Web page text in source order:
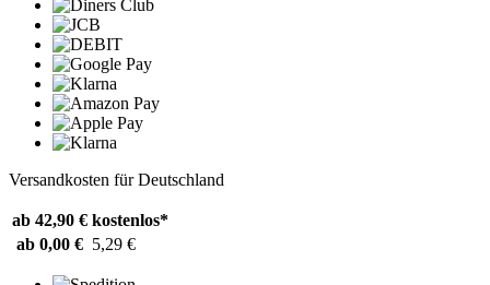
Versandkosten für Deutschland
ab 42,90 € kostenlos*
ab 0,00 € 5,29 €